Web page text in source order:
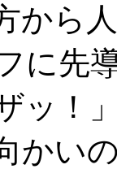
から
に先
ッ！
かい